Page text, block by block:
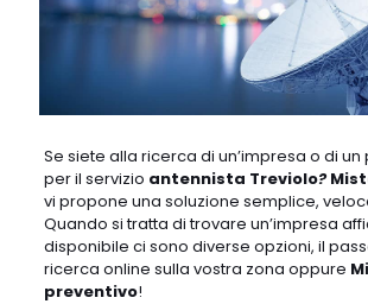
Se siete alla ricerca di un’impresa o di
per il servizio antennista Treviolo?
vi propone una soluzione semplice,
Quando si tratta di trovare un’impresa
disponibile ci sono diverse opzioni, il
ricerca online sulla vostra zona oppure
preventivo!